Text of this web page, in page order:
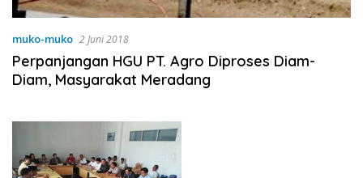
muko-muko 2 Juni 2018
Perpanjangan HGU PT. Agro Diproses Diam-
Diam, Masyarakat Meradang